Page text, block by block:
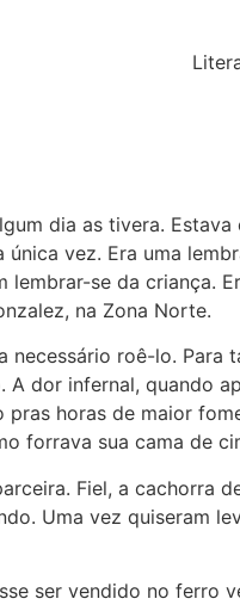
dia as tivera.
vez. Era uma
lembrar-se da criança.
na Zona Norte.
roê-lo. Para
dor infernal, quando
horas de maior
forrava sua cama de
Fiel, a cachorra
Uma vez quiseram
ser vendido no ferro